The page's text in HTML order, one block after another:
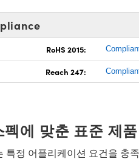
RoHS 2015:
Reach 247:
펙에 맞춘 표준 제
특정 어플리케이션 요건을 충